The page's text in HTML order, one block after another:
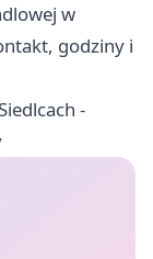
w
godziny i
-